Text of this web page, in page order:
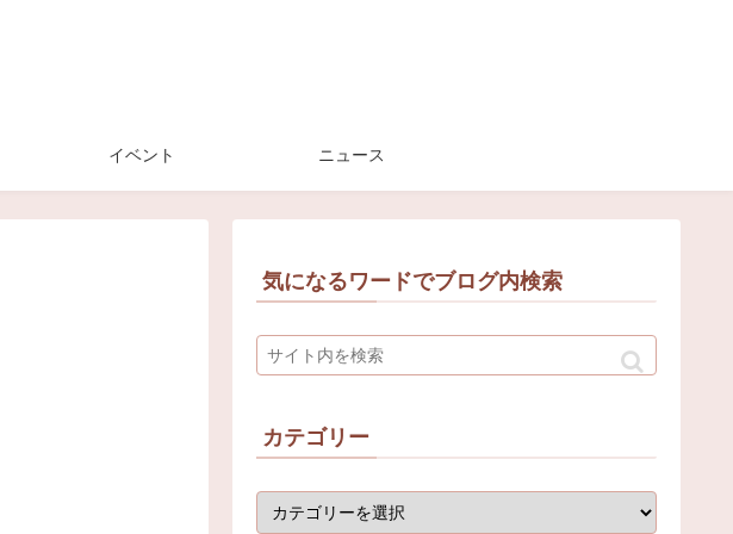
イベント ニュース
気になるワードでブログ内検索
カテゴリー